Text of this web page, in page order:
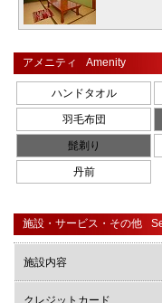
アメニティ Amenity
ハンドタオル
羽毛布団
髭剃り
丹前
施設・サービス・その他
施設内容
クレジットカード